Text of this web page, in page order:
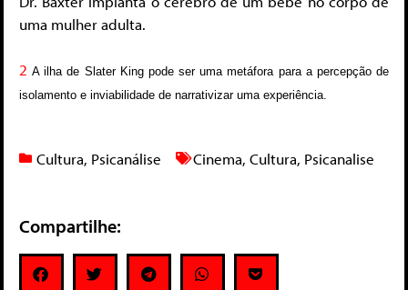
uma mulher adulta.
2 A ilha de Slater King pode ser uma metáfora para a percepção de
isolamento e inviabilidade de narrativizar uma experiência.
Cultura, Psicanálise Cinema, Cultura, Psicanalise
Compartilhe: